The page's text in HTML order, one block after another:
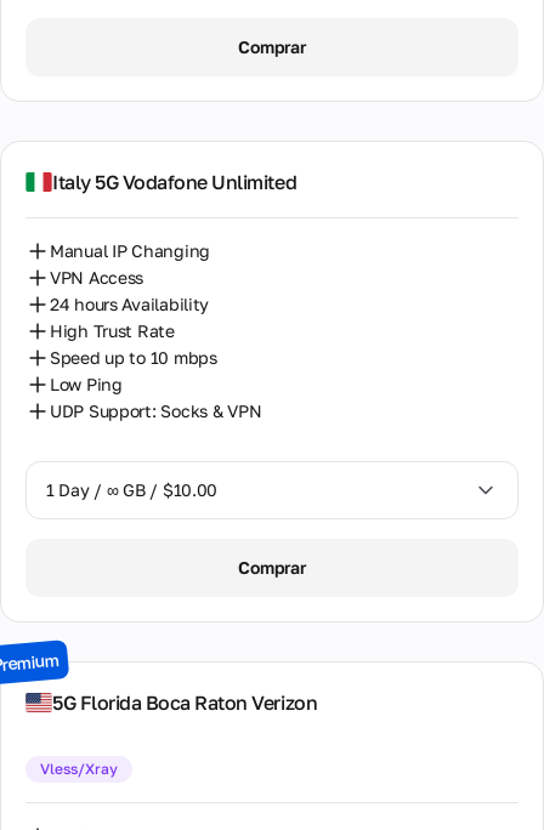
Comprar
Italy 5G Vodafone Unlimited
Manual IP Changing
VPN Access
24 hours Availability
High Trust Rate
Speed up to 10 mbps
Low Ping
UDP Support: Socks & VPN
1 Day / ∞ GB / $10.00
15 Days / ∞ GB / $89.00
Comprar
5G Florida Boca Raton Verizon
Vless/Xray